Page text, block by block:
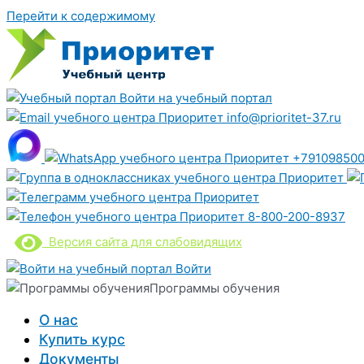
Перейти к содержимому
Войти на учебный портал
info@prioritet-37.ru
8-800-200-8937
Версия сайта для слабовидящих
Войти
Программы обучения
О нас
Купить курс
Документы